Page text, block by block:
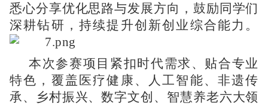
悉心分享优化思路与发展方向，鼓励同学们
深耕钻研，持续提升创新创业综合能力。
本次参赛项目紧扣时代需求、贴合专业
特色，覆盖医疗健康、人工智能、非遗传
承、乡村振兴、数字文创、智慧养老六大领